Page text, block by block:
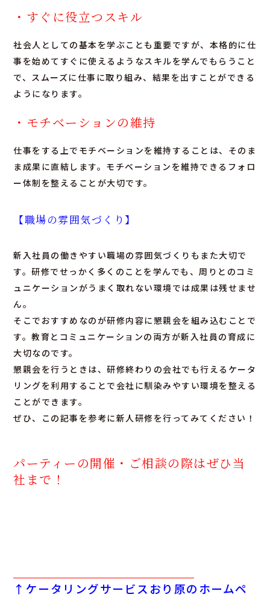
・すぐに役立つスキル
社会人としての基本を学ぶことも重要ですが、本格的に仕
事を始めてすぐに使えるようなスキルを学んでもらうこと
で、スムーズに仕事に取り組み、結果を出すことができる
ようになります。
・モチベーションの維持
仕事をする上でモチベーションを維持することは、そのま
ま成果に直結します。モチベーションを維持できるフォロ
ー体制を整えることが大切です。
【職場の雰囲気づくり】
新入社員の働きやすい職場の雰囲気づくりもまた大切で
す。研修でせっかく多くのことを学んでも、周りとのコミ
ュニケーションがうまく取れない環境では成果は残せませ
ん。
そこでおすすめなのが研修内容に懇親会を組み込むことで
す。教育とコミュニケーションの両方が新入社員の育成に
大切なのです。
懇親会を行うときは、研修終わりの会社でも行えるケータ
リングを利用することで会社に馴染みやすい環境を整える
ことができます。
ぜひ、この記事を参考に新人研修を行ってみてください！
パーティーの開催・ご相談の際はぜひ当
社まで！
↑ケータリングサービスおり原のホームペ